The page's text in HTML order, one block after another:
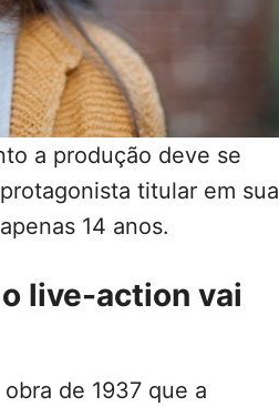
a produção deve se
titular em sua
14 anos.
live-action vai
de 1937 que a